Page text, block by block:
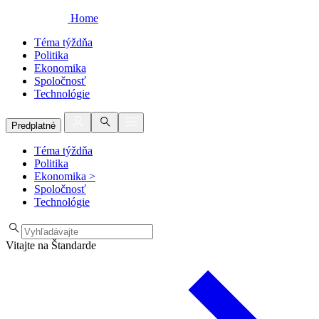
Home
Téma týždňa
Politika
Ekonomika
Spoločnosť
Technológie
Predplatné
Téma týždňa
Politika
Ekonomika >
Spoločnosť
Technológie
Vitajte na Štandarde